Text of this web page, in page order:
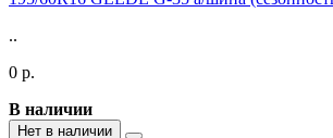
..
0 р.
В наличии
Нет в наличии